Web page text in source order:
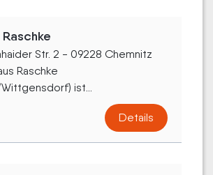
Str. 2 - 09228 Chemnitz
Raschke
ist...
Details